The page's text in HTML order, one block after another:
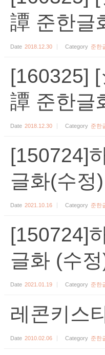
譚 준한글
Date 2018.12.30 Category 준한
[160325]
譚 준한글
Date 2018.12.30 Category 준한
[150724]
글화(수정)
Date 2021.10.16 Category 준한
[150724]
글화 (수
Date 2021.01.19 Category 준한
레콘키스
Date 2010.02.06 Category 준한